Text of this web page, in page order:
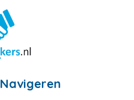
Navigeren